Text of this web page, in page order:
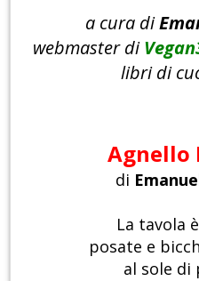
a cura di
webmaster di
libri di
Agnello
di
La tavola
posate e
al sole di